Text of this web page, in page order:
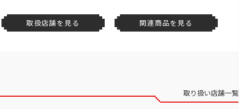
取扱店舗を見る 関連商品を見る
取り扱い店舗一覧